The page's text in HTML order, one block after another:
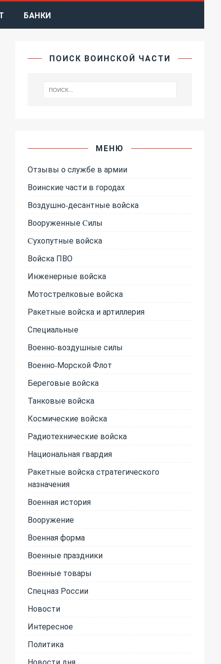
БАНКИ
ПОИСК ВОИНСКОЙ ЧАСТИ
МЕНЮ
Отзывы о службе в армии
Воинские части в городах
Воздушно-десантные войска
Вооруженные Cилы
Cухопутные войска
Войска ПВО
Инженерные войска
Мотострелковые войска
Ракетные войска и артиллерия
Специальные
Военно-воздушные силы
Военно-Морской Флот
Береговые войска
Танковые войска
Космические войска
Радиотехнические войска
Национальная гвардия
Ракетные войска стратегического
назначения
Военная история
Вооружение
Военная форма
Военные праздники
Военные товары
Спецназ России
Новости
Интересное
Политика
Новости дня